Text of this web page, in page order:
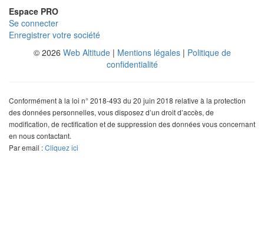
Espace PRO
Se connecter
Enregistrer votre société
© 2026 Web Altitude | Mentions légales | Politique de
confidentialité
Conformément à la loi n° 2018-493 du 20 juin 2018 relative à la protection
des données personnelles, vous disposez d’un droit d’accès, de
modification, de rectification et de suppression des données vous concernant
en nous contactant.
Par email :Cliquez ici